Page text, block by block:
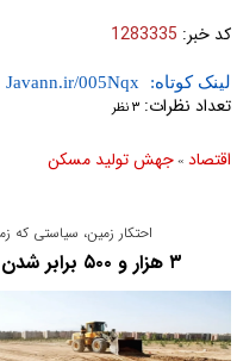
کد خبر: 1283335
لینک کوتاه:
تعداد نظرات: ۳ نظر
اقتصاد » جهش تولید مسکن
احتکار زمین، سیاستی که
۳ هزار و ۵۰۰ برابر شدن قیمت زمین طی ۳ دهه گذشته